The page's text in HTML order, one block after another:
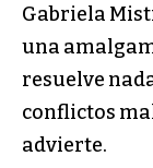
Gabriela
una
resuelve
conflictos
advierte.